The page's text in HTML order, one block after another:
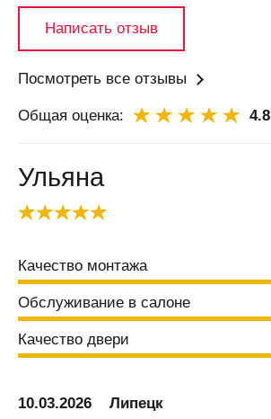
Б
Бабяково
(Воронежская
область)
Балашов
Балтай
Барнаул
Барыш
Батайск
Безенчук
Калитва
Написать отзыв
Посмотреть все отзывы
Общая оценка: 4.8
Ульяна
Качество монтажа
Обслуживание в салоне
Качество двери
10.03.2026
Липецк